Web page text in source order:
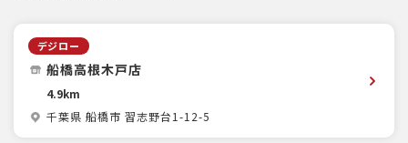
デジロー
船橋高根木戸店
4.9km
千葉県 船橋市 習志野台1-12-5